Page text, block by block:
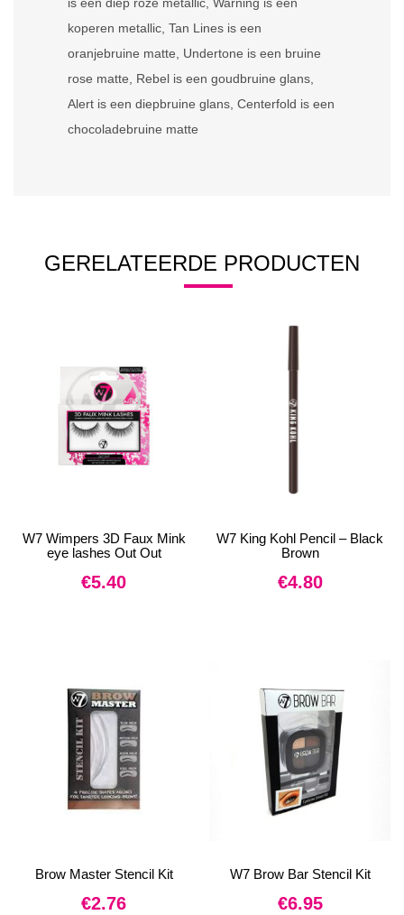
is een diep roze metallic, Warning is een
koperen metallic, Tan Lines is een
oranjebruine matte, Undertone is een bruine
rose matte, Rebel is een goudbruine glans,
Alert is een diepbruine glans, Centerfold is een
chocoladebruine matte
GERELATEERDE PRODUCTEN
W7 Wimpers 3D Faux Mink
eye lashes Out Out
€5.40
W7 King Kohl Pencil – Black
Brown
€4.80
Brow Master Stencil Kit
€2.76
W7 Brow Bar Stencil Kit
€6.95